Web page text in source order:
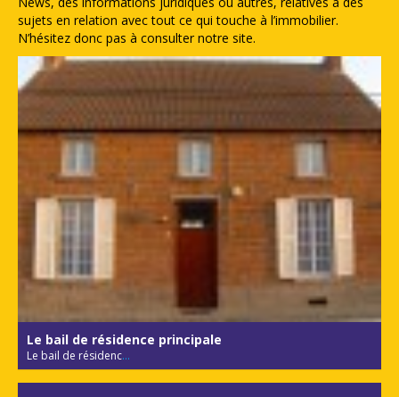
sujets en relation avec tout ce qui touche à l’immobilier.
N’hésitez donc pas à consulter notre site.
Le bail de résidence principale
Le bail de résidenc...